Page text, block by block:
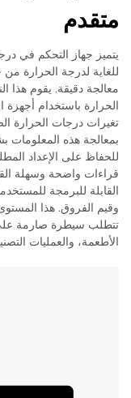
متقدم
للغاية لدرجة الحرارة
معالجة دقيقة. يقوم هذا
الحرارة باستخدام
بمعالجة هذه المعلومات
للحفاظ على الإعداد
قراءات واضحة وسهلة
القابلة للبرمجة
وقيم الفروق. هذا
تتطلب سيطرة صارمة على
الأطعمة، والعمليات